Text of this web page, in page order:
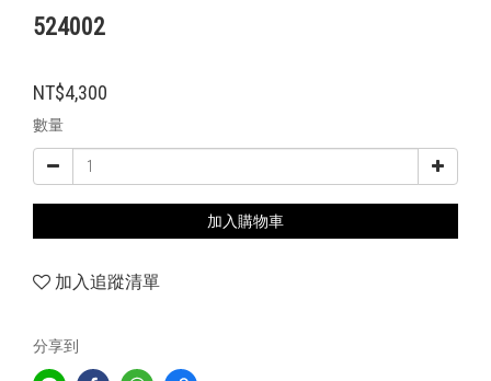
524002
NT$4,300
數量
加入購物車
加入追蹤清單
分享到